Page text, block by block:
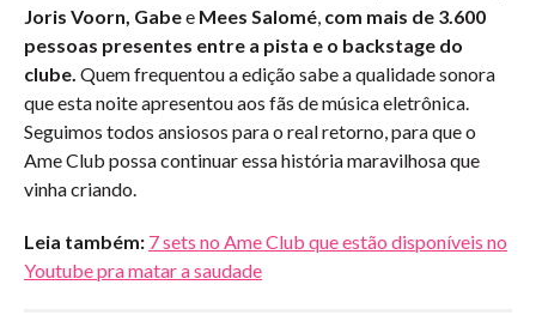
Joris Voorn, Gabee Mees Salomé, com mais de 3.600
pessoas presentes entre a pista e o backstage do
clube. Quem frequentou a edição sabe a qualidade sonora
que esta noite apresentou aos fãs de música eletrônica.
Seguimos todos ansiosos para o real retorno, para que o
Ame Club possa continuar essa história maravilhosa que
vinha criando.
Leia também: 7 sets no Ame Club que estão disponíveis no
Youtube pra matar a saudade